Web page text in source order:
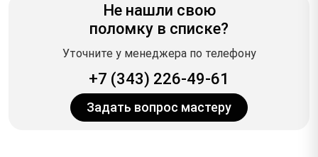
Не нашли свою
поломку в списке?
Уточните у менеджера по телефону
+7 (343) 226-49-61
Задать вопрос мастеру